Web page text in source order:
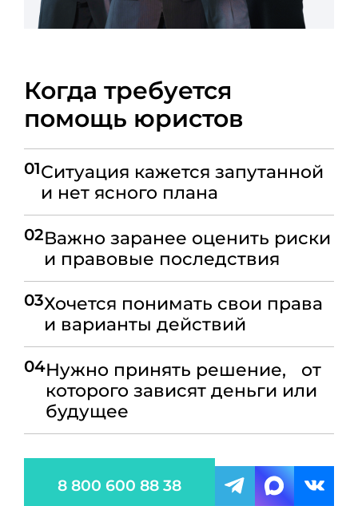
Когда требуется
помощь юристов
01Ситуация кажется запутанной
и нет ясного плана
02Важно заранее оценить риски
и правовые последствия
03Хочется понимать свои права
и варианты действий
04Нужно принять решение, от
которого зависят деньги или
будущее
8 800 600 88 38